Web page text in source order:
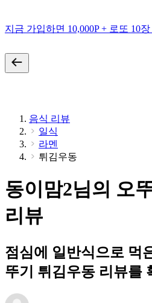
지금 가입하면 10,000P + 로또 10
음식 리뷰
일식
라멘
튀김우동
동이맘2님의 오
리뷰
점심에 일반식으로 먹
뚜기 튀김우동 리뷰를